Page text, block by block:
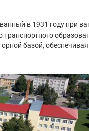
в 1931 году при
базой,